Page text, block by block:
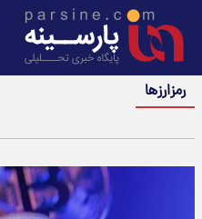
رمزارزها